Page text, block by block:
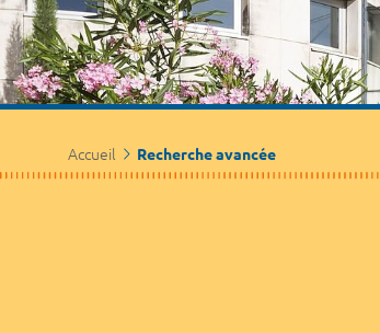
Accueil Recherche avancée